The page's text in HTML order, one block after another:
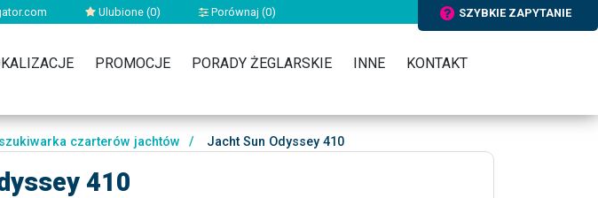
Ulubione (0) Porównaj (0) SZYBKIE ZAPYTANIE
PROMOCJE PORADY ŻEGLARSKIE INNE KONTAKT
czarterów jachtów / Jacht Sun Odyssey 410
410